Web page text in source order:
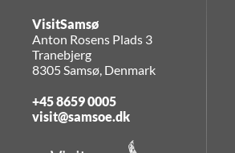
VisitSamsø
Anton Rosens Plads 3
Tranebjerg
8305 Samsø, Denmark
+45 8659 0005
visit@samsoe.dk